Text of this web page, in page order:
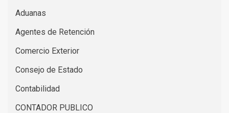
Aduanas
Agentes de Retención
Comercio Exterior
Consejo de Estado
Contabilidad
CONTADOR PUBLICO